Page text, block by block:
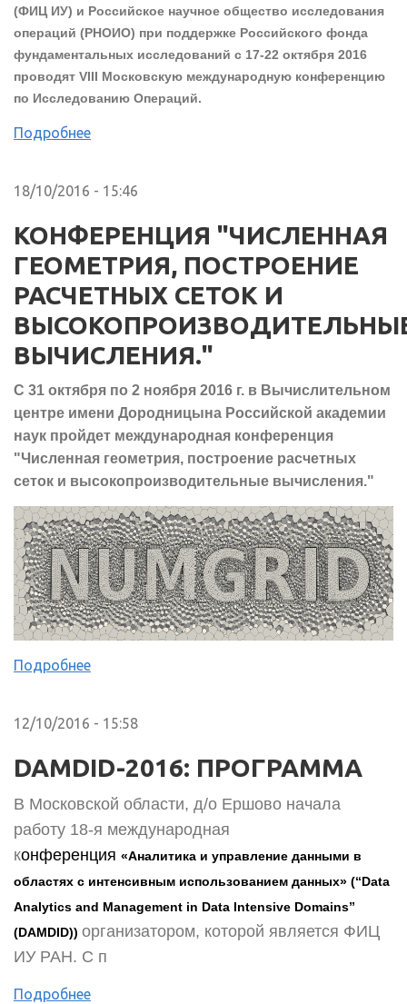
(ФИЦ ИУ) и Российское научное общество исследования
операций (РНОИО) при поддержке Российского фонда
фундаментальных исследований с 17-22 октября 2016
проводят VIII Московскую международную конференцию
по Исследованию Операций.
Подробнее
18/10/2016 - 15:46
КОНФЕРЕНЦИЯ "ЧИСЛЕННАЯ
ГЕОМЕТРИЯ, ПОСТРОЕНИЕ
РАСЧЕТНЫХ СЕТОК И
ВЫЧИСЛЕНИЯ."
С 31 октября по 2 ноября 2016 г. в Вычислительном
центре имени Дородницына Российской академии
наук пройдет международная конференция
"Численная геометрия, построение расчетных
сеток и высокопроизводительные вычисления."
Подробнее
12/10/2016 - 15:58
DAMDID-2016: ПРОГРАММА
В Московской области, д/о Ершово начала
работу 18-я международная
конференция «Аналитика и управление данными в
областях с интенсивным использованием данных» (“Data
Analytics and Management in Data Intensive Domains”
(DAMDID)) организатором, которой является ФИЦ
ИУ РАН. C п
Подробнее